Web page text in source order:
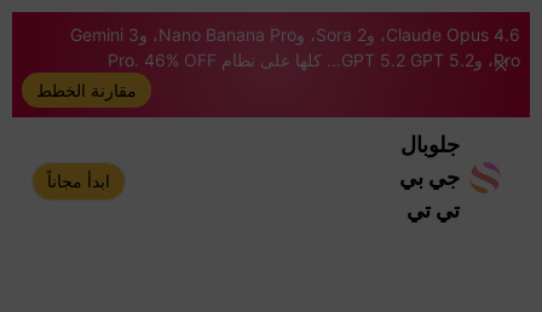
Claude Opus 4.6، وSora 2، وNano Banana Pro، وGemini 3
Pro، وGPT 5.2 GPT 5.2... كلها على نظام Pro. 46% OFF
مقارنة الخطط
جلوبال
جي بي
تي تي
ابدأ مجاناً